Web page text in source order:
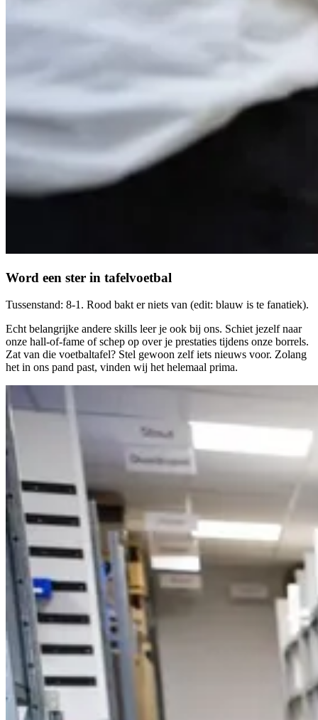
Word een ster in tafelvoetbal
Tussenstand: 8-1. Rood bakt er niets van (edit: blauw is te fanatiek).
Echt belangrijke andere skills leer je ook bij ons. Schiet jezelf naar
onze hall-of-fame of schep op over je prestaties tijdens onze borrels.
Zat van die voetbaltafel? Stel gewoon zelf iets nieuws voor. Zolang
het in ons pand past, vinden wij het helemaal prima.